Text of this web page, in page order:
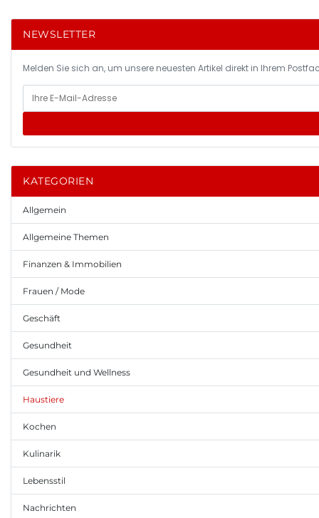
NEWSLETTER
Melden Sie sich an, um unsere neuesten Artikel direkt in Ihrem
KATEGORIEN
Allgemein
Allgemeine Themen
Finanzen & Immobilien
Frauen / Mode
Geschäft
Gesundheit
Gesundheit und Wellness
Haustiere
Kochen
Kulinarik
Lebensstil
Nachrichten